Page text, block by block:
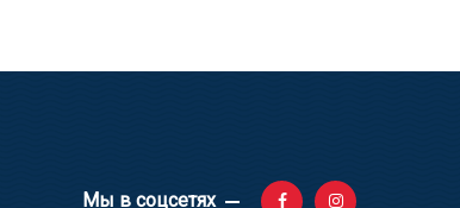
Мы в соцсетях